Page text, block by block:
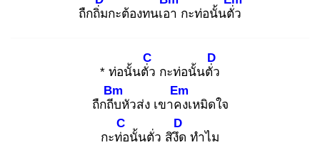
ถืกถิ่มกะต้องทนเอา กะท่อนั้นตั่ว
* ท่อนั้นตั่ว
C
กะท่อนั้นตั่ว
D
ถืกถีบ
Bm
หัวส่ง เขาคง
Em
เหมิดใจ
กะท่อ
C
นั้นตั่ว สิงึด
D
ทำไม